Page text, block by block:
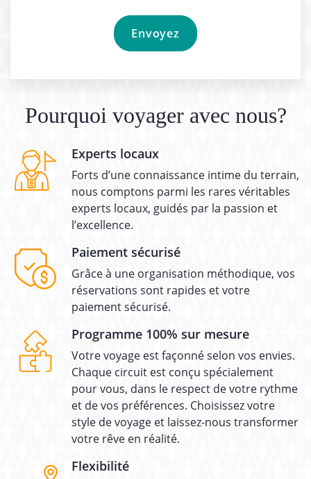
Pourquoi voyager avec nous?
Experts locaux
Forts d’une connaissance intime du terrain,
nous comptons parmi les rares véritables
experts locaux, guidés par la passion et
l’excellence.
Paiement sécurisé
Grâce à une organisation méthodique, vos
réservations sont rapides et votre
paiement sécurisé.
Programme 100% sur mesure
Votre voyage est façonné selon vos envies.
Chaque circuit est conçu spécialement
pour vous, dans le respect de votre rythme
et de vos préférences. Choisissez votre
style de voyage et laissez-nous transformer
votre rêve en réalité.
Flexibilité